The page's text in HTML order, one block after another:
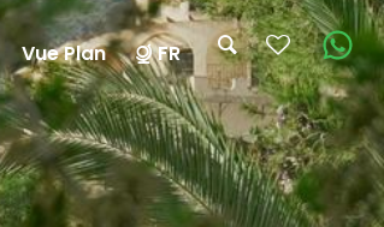
Vue Plan FR